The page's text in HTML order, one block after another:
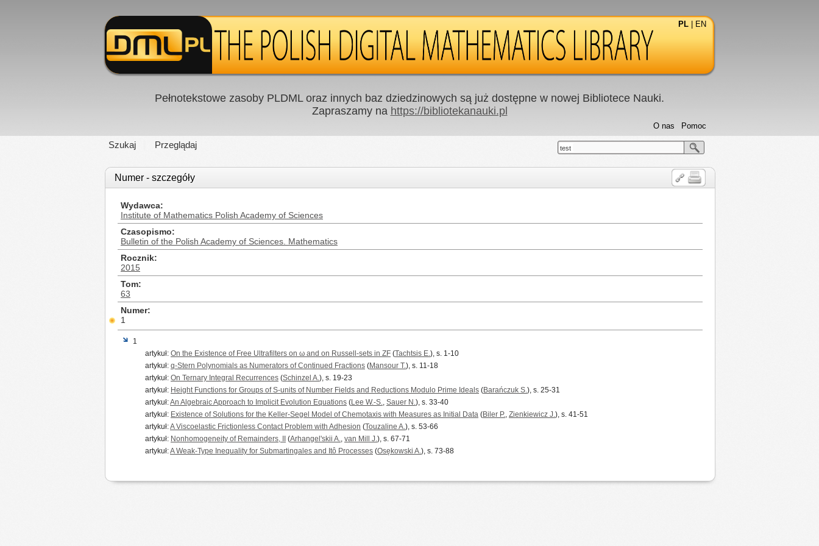
PL EN
Pełnotekstowe zasoby PLDML oraz innych baz dziedzinowych są już dostępne w nowej Bibliotece Nauki.
Zapraszamy na https://bibliotekanauki.pl
Szukaj Przeglądaj
Pomoc
O nas
test
Numer - szczegóły
Wydawca
Institute of Mathematics Polish Academy of Sciences
Czasopismo
Bulletin of the Polish Academy of Sciences. Mathematics
Rocznik
2015
Tom
63
Numer
1
1
artykuł: On the Existence of Free Ultrafilters on ω and on Russell-sets in ZF (Tachtsis E.), s. 1-10
artykuł: q-Stern Polynomials as Numerators of Continued Fractions (Mansour T.), s. 11-18
artykuł: On Ternary Integral Recurrences (Schinzel A.), s. 19-23
artykuł: Height Functions for Groups of S-units of Number Fields and Reductions Modulo Prime Ideals (Barańczuk S.), s. 25-31
artykuł:An Algebraic Approach to Implicit Evolution Equations (Lee W.-S., Sauer N.), s. 33-40
artykuł: Existence of Solutions for the Keller-Segel Model of Chemotaxis with Measures as Initial Data (Biler P., Zienkiewicz J.), s. 41-51
artykuł:A Viscoelastic Frictionless Contact Problem with Adhesion (Touzaline A.), s. 53-66
artykuł: Nonhomogeneity of Remainders, II (Arhangel'skii A., van Mill J.), s. 67-71
artykuł:A Weak-Type Inequality for Submartingales and Itô Processes (Osękowski A.), s. 73-88